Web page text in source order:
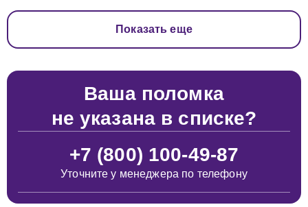
Показать еще
Ваша поломка
не указана в списке?
+7 (800) 100-49-87
Уточните у менеджера по телефону